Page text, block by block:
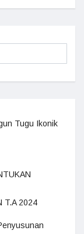
Tugu Ikonik
T.A 2024